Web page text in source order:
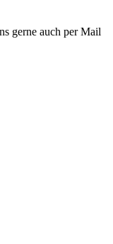
ger­ne auch per Mail